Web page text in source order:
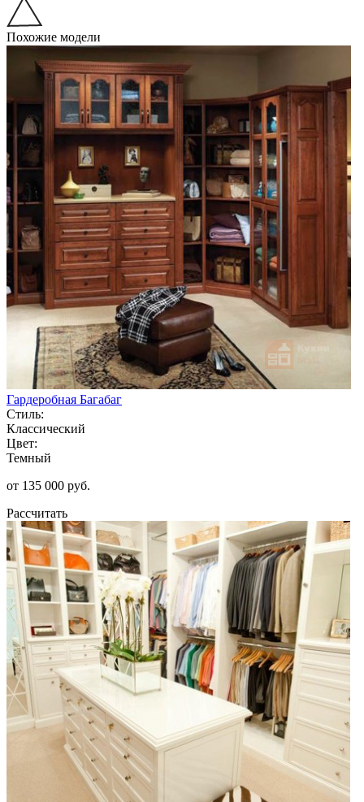
Похожие модели
Гардеробная Багабаг
Стиль:
Классический
Цвет:
Темный
от 135 000 руб.
Рассчитать